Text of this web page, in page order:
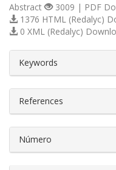
Abstract
3009 | PDF
1376 HTML (Redalyc)
0 XML (Redalyc)
Keywords
References
Número